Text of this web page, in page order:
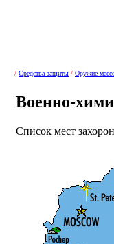
/ Средства защиты / Оружие
Военно-
Список мест